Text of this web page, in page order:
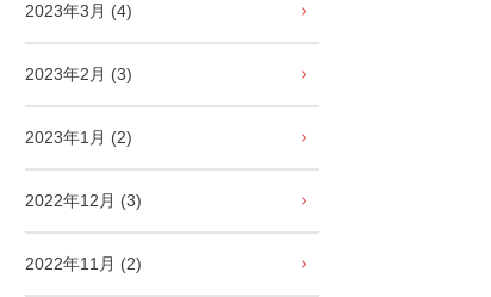
2023年3月 (4)
2023年2月 (3)
2023年1月 (2)
2022年12月 (3)
2022年11月 (2)